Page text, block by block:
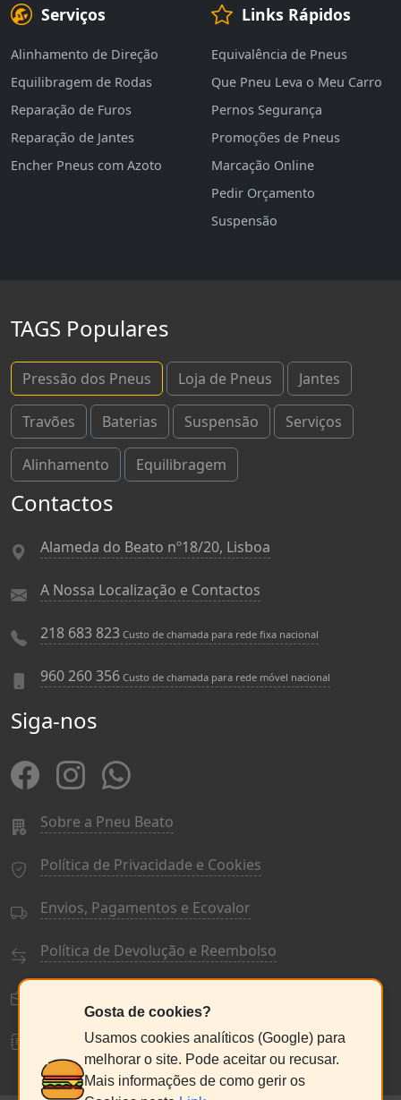
Serviços
Alinhamento de Direção
Equilibragem de Rodas
Reparação de Furos
Reparação de Jantes
Encher Pneus com Azoto
Links Rápidos
Equivalência de Pneus
Que Pneu Leva o Meu Carro
Pernos Segurança
Promoções de Pneus
Marcação Online
Pedir Orçamento
Suspensão
TAGS Populares
Pressão dos Pneus Loja de Pneus Jantes
Travões Baterias Suspensão Serviços
Alinhamento Equilibragem
Contactos
Alameda do Beato nº18/20, Lisboa
A Nossa Localização e Contactos
218 683 823 Custo de chamada para rede fixa nacional
960 260 356 Custo de chamada para rede móvel nacional
Siga-nos
Sobre a Pneu Beato
Política de Privacidade e Cookies
Envios, Pagamentos e Ecovalor
Política de Devolução e Reembolso
Livro de Reclamações
Gosta de cookies?
Usamos cookies analíticos (Google) para
melhorar o site. Pode aceitar ou recusar.
Mais informações de como gerir os